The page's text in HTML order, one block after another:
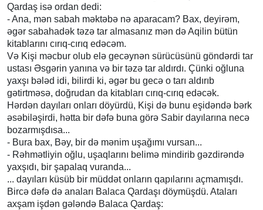
Qardaş isə ordan dedi:
- Ana, mən sabah məktəbə nə aparacam? Bax, deyirəm,
əgər sabahadək təzə tar almasanız mən də Aqilin bütün
kitablarını cırıq-cırıq edəcəm.
Və Kişi məcbur olub elə gecəynən sürücüsünü göndərdi tar
ustası Əsgərin yanına və bir təzə tar aldırdı. Çünki oğluna
yaxşı bələd idi, bilirdi ki, əgər bu gecə o tarı aldırıb
gətirtməsə, doğrudan da kitabları cırıq-cırıq edəcək.
Hərdən dayıları onları döyürdü, Kişi də bunu eşidəndə bərk
əsəbiləşirdi, hətta bir dəfə buna görə Sabir dayılarına necə
bozarmışdısa...
- Bura bax, Bəy, bir də mənim uşağımı vursan...
- Rəhmətliyin oğlu, uşaqlarını belimə mindirib gəzdirəndə
yaxşıdı, bir şapalaq vuranda...
... dayıları küsüb bir müddət onların qapılarını açmamışdı.
Bircə dəfə də anaları Balaca Qardaşı döymüşdü. Ataları
axşam işdən gələndə Balaca Qardaş: